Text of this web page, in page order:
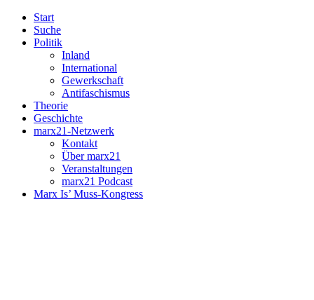
Start
Suche
Politik
Inland
International
Gewerkschaft
Antifaschismus
Theorie
Geschichte
marx21-Netzwerk
Kontakt
Über marx21
Veranstaltungen
marx21 Podcast
Marx Is’ Muss-Kongress